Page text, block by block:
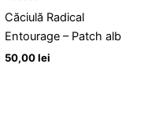
Căciulă Radical
Entourage – Patch alb
50,00lei